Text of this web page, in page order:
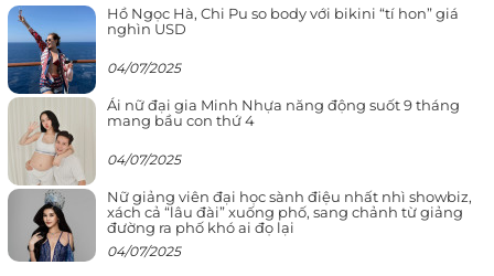
Hồ Ngọc Hà, Chi Pu so body với bikini “tí hon” giá
nghìn USD
04/07/2025
Ái nữ đại gia Minh Nhựa năng động suốt 9 tháng
mang bầu con thứ 4
04/07/2025
Nữ giảng viên đại học sành điệu nhất nhì showbiz,
xách cả “lâu đài” xuống phố, sang chảnh từ giảng
đường ra phố khó ai đọ lại
04/07/2025